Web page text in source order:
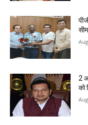
2
को